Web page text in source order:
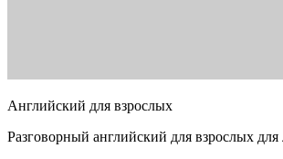
Английский для взрослых
Разговорный английский для взрослых